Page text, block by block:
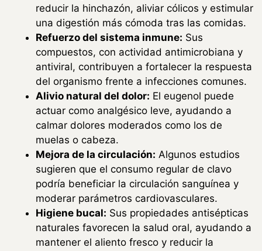
reducir la hinchazón, aliviar cólicos y estimular
una digestión más cómoda tras las comidas.
Refuerzo del sistema inmune: Sus
compuestos, con actividad antimicrobiana y
antiviral, contribuyen a fortalecer la respuesta
del organismo frente a infecciones comunes.
Alivio natural del dolor: El eugenol puede
actuar como analgésico leve, ayudando a
calmar dolores moderados como los de
muelas o cabeza.
Mejora de la circulación: Algunos estudios
sugieren que el consumo regular de clavo
podría beneficiar la circulación sanguínea y
moderar parámetros cardiovasculares.
Higiene bucal: Sus propiedades antisépticas
naturales favorecen la salud oral, ayudando a
mantener el aliento fresco y reducir la